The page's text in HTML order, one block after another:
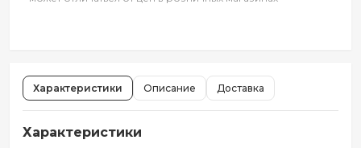
Характеристики Описание Доставка
Характеристики